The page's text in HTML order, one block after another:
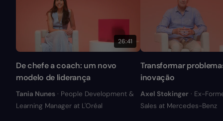
26:41
De chefe a coach: um novo
modelo de liderança
Tania Nunes · People Development &
Learning Manager at L'Oréal
Transformar
inovação
Axel Stokinger · Ex-
Sales at Mercedes-Benz